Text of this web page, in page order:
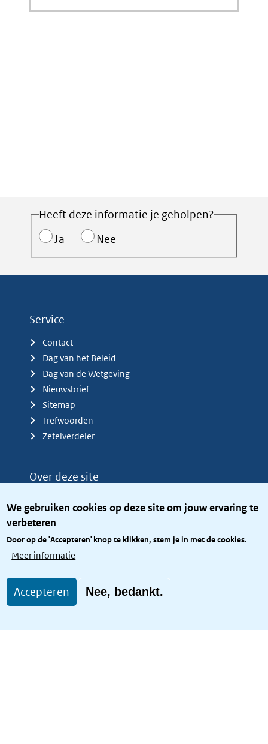
We gebruiken cookies op deze site om jouw ervaring te
verbeteren
Door op de 'Accepteren' knop te klikken, stem je in met de cookies.
Meer informatie
Accepteren Nee, bedankt.
Heeft deze informatie je geholpen?
Ja
Nee
Service
Contact
Dag van het Beleid
Dag van de Wetgeving
Nieuwsbrief
Sitemap
Trefwoorden
Zetelverdeler
Over deze site
Privacy
Toegang site openbaar
Toegankelijkheid